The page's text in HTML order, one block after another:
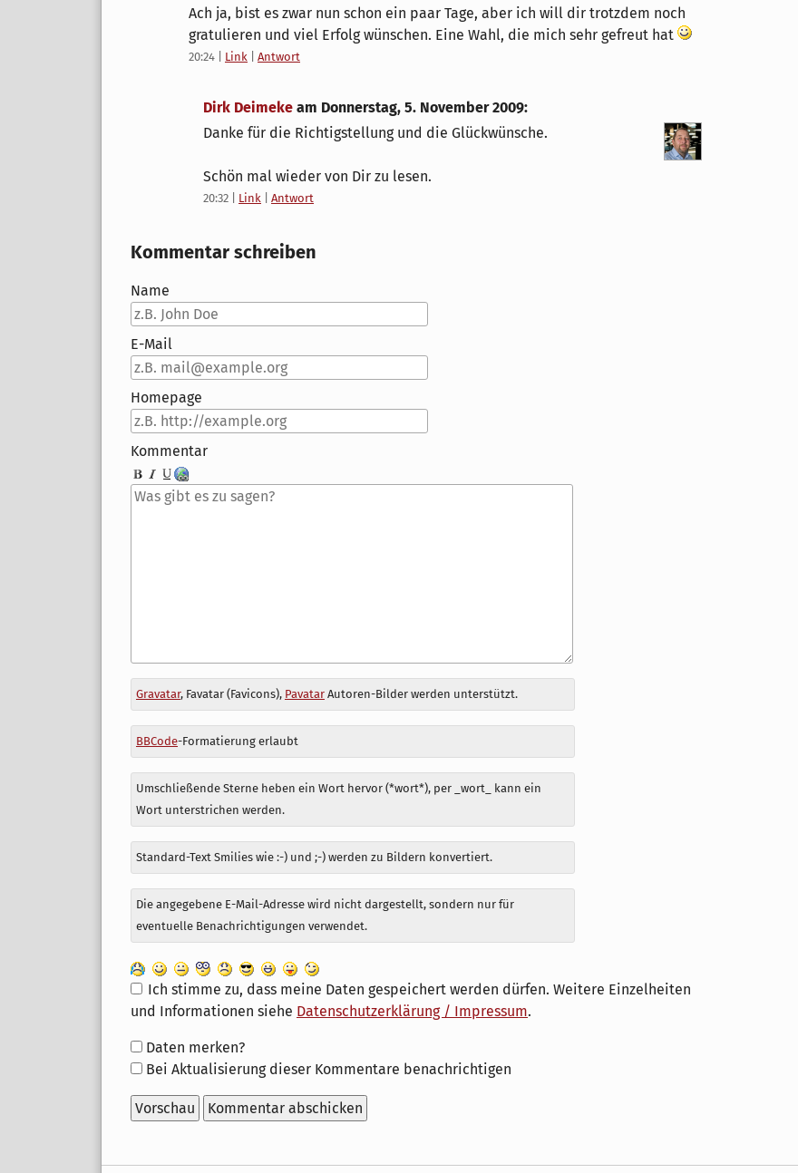
Ach ja, bist es zwar nun schon ein paar Tage, aber ich will dir trotzdem noch
gratulieren und viel Erfolg wünschen. Eine Wahl, die mich sehr gefreut hat
20:24 Link Antwort
Dirk Deimeke am Donnerstag, 5. November 2009:
Danke für die Richtigstellung und die Glückwünsche.
Schön mal wieder von Dir zu lesen.
20:32 Link Antwort
Kommentar schreiben
Name
E-Mail
Homepage
Kommentar
Antwort
zu
Gravatar, Favatar (Favicons), PavatarAutoren-Bilder werden unterstützt.
BBCode-Formatierung erlaubt
Umschließende Sterne heben ein Wort hervor (*wort*), per _wort_ kann ein
Wort unterstrichen werden.
Standard-Text Smilies wie :-) und ;-) werden zu Bildern konvertiert.
Die angegebene E-Mail-Adresse wird nicht dargestellt, sondern nur für
eventuelle Benachrichtigungen verwendet.
Ich stimme zu, dass meine Daten gespeichert werden dürfen. Weitere Einzelheiten
und Informationen siehe Datenschutzerklärung / Impressum.
Formular-
Optionen
Daten merken?
Bei Aktualisierung dieser Kommentare benachrichtigen